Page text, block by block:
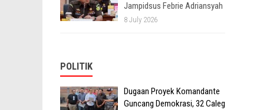
Jampidsus Febrie Adriansyah
8 July 2026
POLITIK
Dugaan Proyek Komandante
Guncang Demokrasi, 32 Caleg